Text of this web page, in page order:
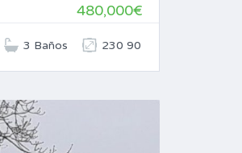
480,000€
3 Baños 230 90